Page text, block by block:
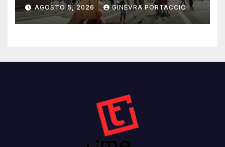
AGOSTO 5, 2026 GINEVRA PORTACCIO